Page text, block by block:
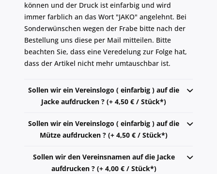
können und der Druck ist einfarbig und wird
immer farblich an das Wort "JAKO" angelehnt. Bei
Sonderwünschen wegen der Frabe bitte nach der
Bestellung uns diese per Mail mitteilen. Bitte
beachten Sie, dass eine Veredelung zur Folge hat,
dass der Artikel nicht mehr umtauschbar ist.
Sollen wir ein Vereinslogo ( einfarbig ) auf die
Jacke aufdrucken ? (+ 4,50 € / Stück*)
Sollen wir ein Vereinslogo ( einfarbig ) auf die
Mütze aufdrucken ? (+ 4,50 € / Stück*)
Sollen wir den Vereinsnamen auf die Jacke
aufdrucken ? (+ 4,00 € / Stück*)